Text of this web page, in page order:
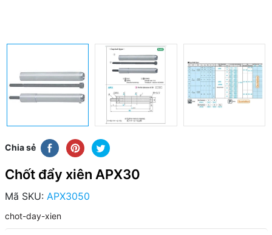
Chia sẻ
Chốt đẩy xiên APX30
Mã SKU: APX3050
chot-day-xien